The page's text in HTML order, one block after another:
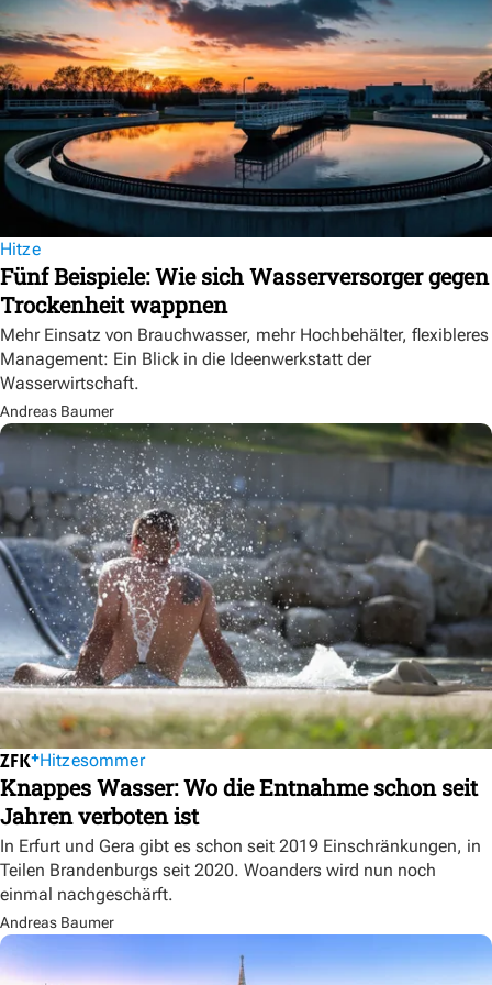
Hitze
Fünf Beispiele: Wie sich Wasserversorger gegen
Trockenheit wappnen
Mehr Einsatz von Brauchwasser, mehr Hochbehälter, flexibleres
Management: Ein Blick in die Ideenwerkstatt der
Wasserwirtschaft.
Andreas Baumer
Hitzesommer
Knappes Wasser: Wo die Entnahme schon seit
Jahren verboten ist
In Erfurt und Gera gibt es schon seit 2019 Einschränkungen, in
Teilen Brandenburgs seit 2020. Woanders wird nun noch
einmal nachgeschärft.
Andreas Baumer